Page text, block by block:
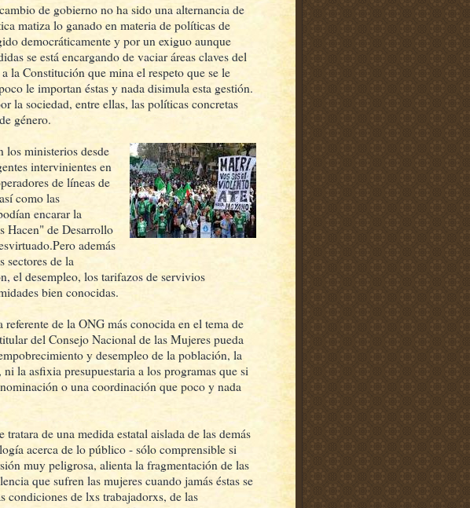
de gobierno no ha sido una alternancia de
matiza lo ganado en materia de políticas de
democráticamente y por un exiguo aunque
se está encargando de vaciar áreas claves del
la Constitución que mina el respeto que se le
le importan éstas y nada disimula esta gestión.
la sociedad, entre ellas, las políticas concretas
género.
los ministerios desde
intervinientes en
de líneas de
como las
encarar la
Hacen" de Desarrollo
además
sectores de la
el desempleo, los tarifazos de servivios
bien conocidas.
de la ONG más conocida en el tema de
del Consejo Nacional de las Mujeres pueda
y desempleo de la población, la
la asfixia presupuestaria a los programas que si
o una coordinación que poco y nada
de una medida estatal aislada de las demás
acerca de lo público - sólo comprensible si
muy peligrosa, alienta la fragmentación de las
que sufren las mujeres cuando jamás éstas se
condiciones de lxs trabajadorxs, de las